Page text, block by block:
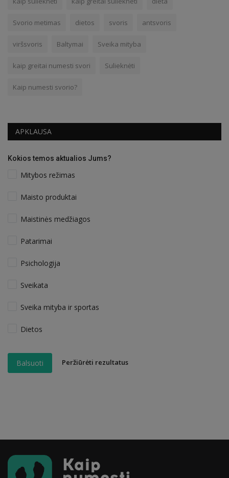
Svorio metimas dietos svoris antsvoris
viršsvoris Baltymai Sveika mityba
kaip greitai numesti svori Sulieknėti
Kaip numesti svorio?
APKLAUSA
Kokios temos aktualios Jums?
Mitybos režimas
Maisto produktai
Maistinės medžiagos
Patarimai
Psichologija
Sveikata
Sveika mityba ir sportas
Dietos
Balsuoti Peržiūrėti rezultatus